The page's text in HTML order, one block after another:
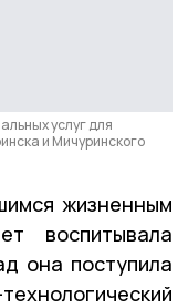
услуг для
и Мичуринского
жизненным
воспитывала
она поступила